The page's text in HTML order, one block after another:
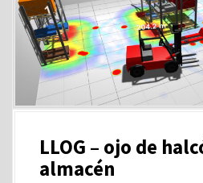
LLOG – ojo de
almacén